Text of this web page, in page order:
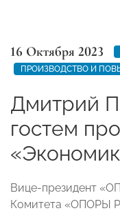
16 Октября 2023
ПРОИЗВОДСТВО И
Дмитрий
гостем
Вице-президент
Комитета «ОПОРЫ